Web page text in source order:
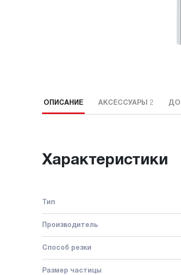
ОПИСАНИЕ АКСЕССУАРЫ 2
Характеристики
Тип
Производитель
Способ резки
Размер частицы